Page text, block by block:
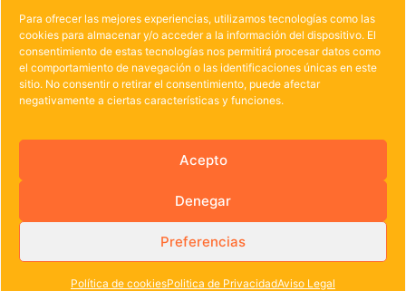
Para ofrecer las mejores experiencias, utilizamos tecnologías como las
cookies para almacenar y/o acceder a la información del dispositivo. El
consentimiento de estas tecnologías nos permitirá procesar datos como
el comportamiento de navegación o las identificaciones únicas en este
sitio. No consentir o retirar el consentimiento, puede afectar
negativamente a ciertas características y funciones.
Acepto
Denegar
Preferencias
Política de cookiesPolitica de PrivacidadAviso Legal
Trabajo de Castilla y León
Aviso Legal·Política de Privacidad·Política de
Cookies